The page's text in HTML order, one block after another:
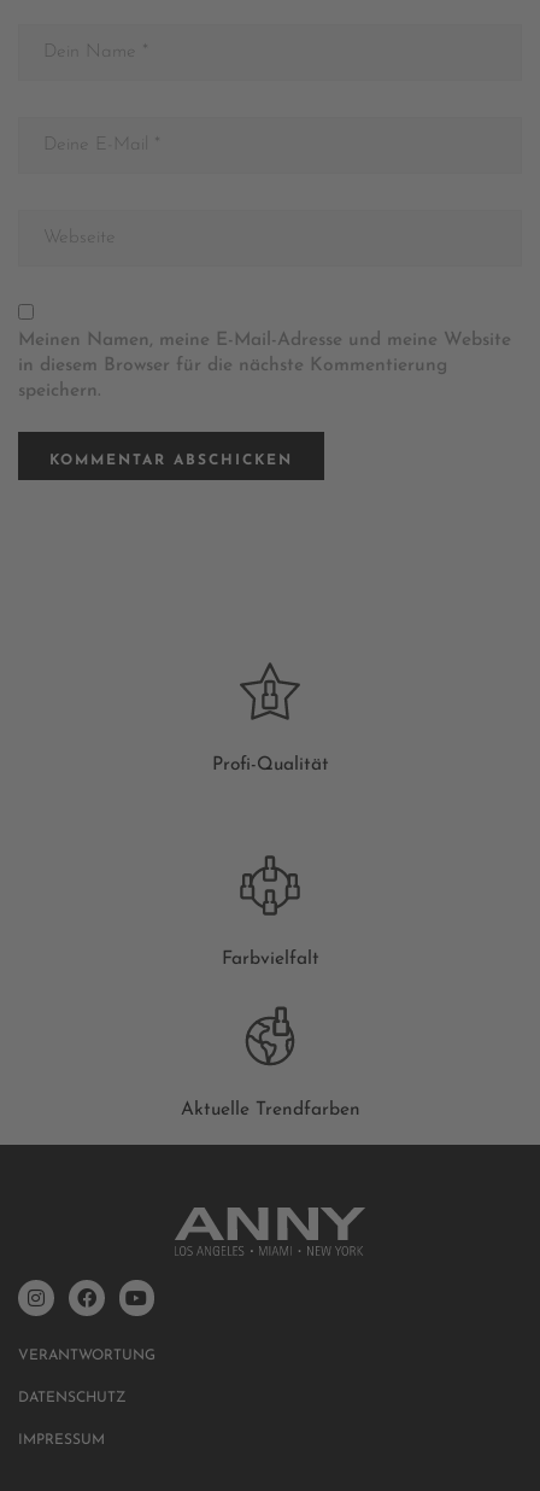
Meinen Namen, meine E-Mail-Adresse und meine Website
in diesem Browser für die nächste Kommentierung
speichern.
Profi-Qualität
Farbvielfalt
Aktuelle Trendfarben
VERANTWORTUNG
DATENSCHUTZ
IMPRESSUM